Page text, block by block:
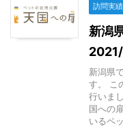
訪問実績
新潟
新潟県
す。 こ
行いま
国への
いるペ